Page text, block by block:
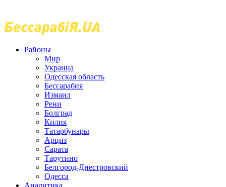
Районы
Мир
Украина
Одесская область
Бессарабия
Измаил
Рени
Болград
Килия
Татарбунары
Арциз
Сарата
Тарутино
Белгород-Днестровский
Одесса
Аналитика